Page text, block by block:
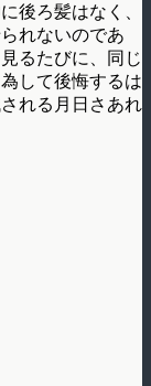
後ろ髪はなく、
れないのであ
るたびに、同じ
して後悔するは
れる月日さあれ